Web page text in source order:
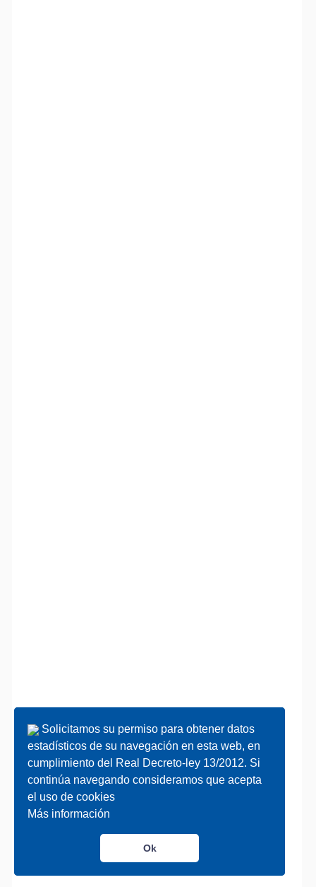
Solicitamos su permiso para obtener datos
estadísticos de su navegación en esta web, en
cumplimiento del Real Decreto-ley 13/2012. Si
continúa navegando consideramos que acepta
el uso de cookies
Más información
Ok
Solicitamos su permiso para obtener datos
estadísticos de su navegación en esta web, en
cumplimiento del Real Decreto-ley 13/2012. Si
continúa navegando consideramos que acepta
el uso de cookies
Más información
Ok